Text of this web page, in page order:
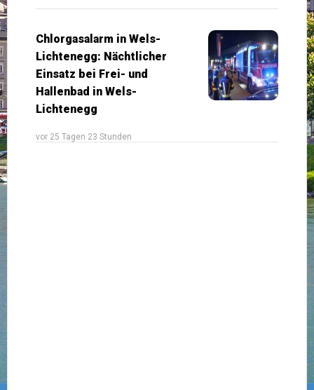
Chlorgasalarm in Wels-
Lichtenegg: Nächtlicher
Einsatz bei Frei- und
Hallenbad in Wels-
Lichtenegg
vor 25 Tagen 23 Stunden